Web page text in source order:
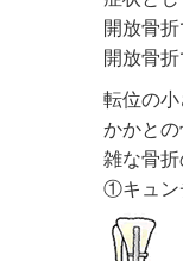
開放骨
開放骨
転位の
かかと
雑な骨折
①キュン